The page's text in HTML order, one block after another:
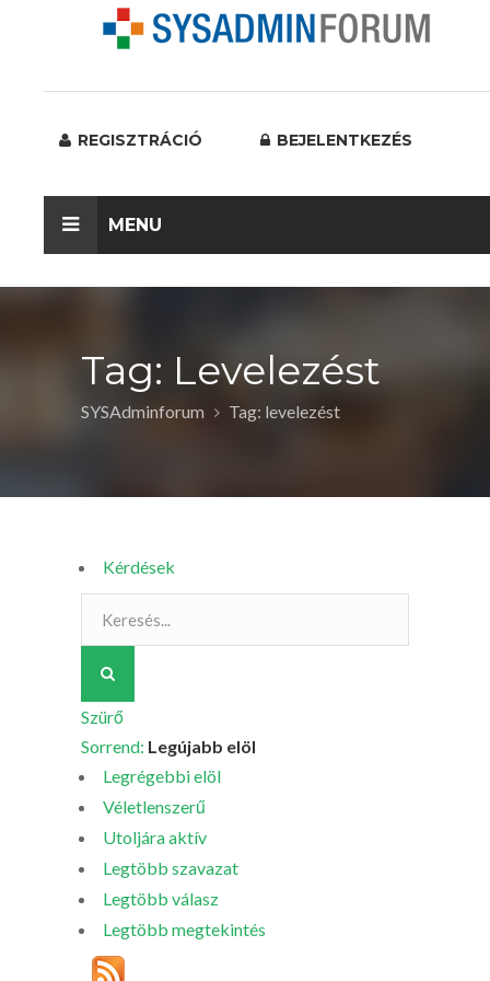
REGISZTRÁCIÓ BEJELENTKEZÉS
MENU
Tag: Levelezést
SYSAdminforum Tag: levelezést
Kérdések
Szürő
Sorrend: Legújabb elöl
Legrégebbi elöl
Véletlenszerű
Utoljára aktív
Legtöbb szavazat
Legtöbb válasz
Legtöbb megtekintés